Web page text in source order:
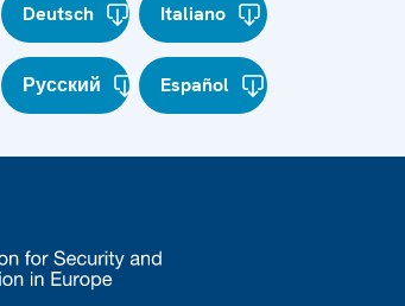
Deutsch Italiano
Русский Español